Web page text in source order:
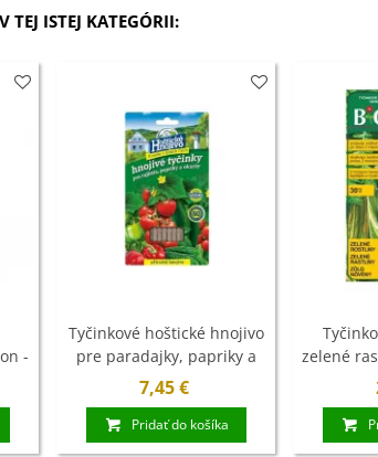
ISTEJ KATEGÓRII:
-
Tyčinkové hoštické hnojivo
pre paradajky, papriky a
uhorky - 20 ks
7,45 €
Pridať do košíka
zelené